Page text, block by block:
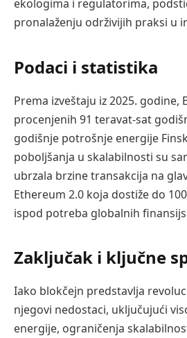
ekologima i regulatorima,
pronalaženju održivijih praksi u
Podaci i statistika
Prema izveštaju iz 2025. godine,
procenjenih 91 teravat-sat
godišnje potrošnje energije
poboljšanja u skalabilnosti su
ubrzala brzine transakcija na
Ethereum 2.0 koja dostiže do
ispod potreba globalnih
Zaključak i ključne
Iako blokčejn predstavlja
njegovi nedostaci, uključujući
energije, ograničenja